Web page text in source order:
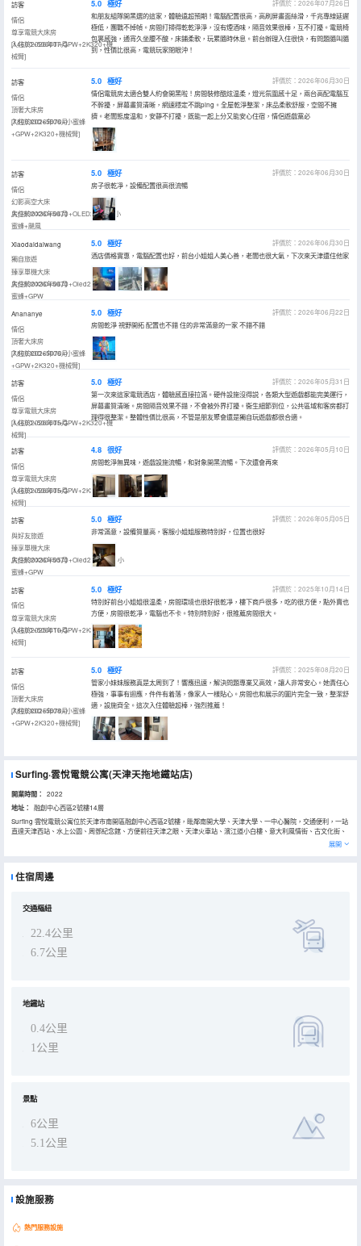
訪客
情侶
尊享電競大床房
[14600+5060TI+GPW+2K320+機
械臂]
入住於2026年07月
5.0 極好
評價於：2026年07月26日
和朋友組隊開黑選的這家，體驗遠超預期！電腦配置很高，高刷屏畫面絲滑，千兆專線延遲
極低，團戰不掉幀。房間打掃得乾乾淨淨，沒有煙酒味，隔音效果很棒，互不打擾。電競椅
包裹感強，通宵久坐腰不酸，床鋪柔軟，玩累隨時休息。前台辦理入住很快，有問題隨叫隨
到，性價比很高，電競玩家閉眼沖！
訪客
情侶
頂奢大床房
[7800X3D+5070+小蜜蜂
+GPW+2K320+機械臂]
入住於2026年06月
5.0 極好
評價於：2026年06月30日
情侶電競房太適合雙人約會開黑啦！房間裝修酷炫温柔，燈光氛圍感十足，兩台高配電腦互
不幹擾，屏幕畫質清晰，網速穩定不跳ping。全屋乾淨整潔，床品柔軟舒服，空間不擁
擠。老闆態度温和，安靜不打擾，既能一起上分又能安心住宿，情侶遊戲黨必
訪客
情侶
幻影高空大床
房|9800X3D+5070+OLED2K360+小
蜜蜂+颶風
入住於2026年06月
5.0 極好
評價於：2026年06月30日
房子很乾凈，設備配置很高很流暢
Xiaodaidaiwang
獨自旅遊
臻享單機大床
房|9800X3D+5070+Oled2k360hz+小
蜜蜂+GPW
入住於2026年06月
5.0 極好
評價於：2026年06月30日
酒店價格實惠，電腦配置也好，前台小姐姐人美心善，老闆也很大氣，下次來天津還住他家
Anananye
情侶
頂奢大床房
[7800X3D+5070+小蜜蜂
+GPW+2K320+機械臂]
入住於2026年06月
5.0 極好
評價於：2026年06月22日
房間乾淨 視野開拓 配置也不錯 住的非常滿意的一家 不錯不錯
訪客
情侶
尊享電競大床房
[14600+5060TI+GPW+2K320+機
械臂]
入住於2026年05月
5.0 極好
評價於：2026年05月31日
第一次來這家電競酒店，體驗感直接拉滿。硬件設施沒得説，各類大型遊戲都能完美運行，
屏幕畫質清晰。房間隔音效果不錯，不會被外界打擾。衞生細節到位，公共區域和客房都打
理得很整潔。整體性價比很高，不管是朋友聚會還是獨自玩遊戲都很合適。
訪客
情侶
尊享電競大床房
[14600+5060TI+GPW+2K320+機
械臂]
入住於2026年05月
4.8 很好
評價於：2026年05月10日
房間乾淨無異味，遊戲設施流暢，和對象開黑流暢。下次還會再來
訪客
與好友旅遊
臻享單機大床
房|9800X3D+5070+Oled2k360hz+小
蜜蜂+GPW
入住於2026年05月
5.0 極好
評價於：2026年05月05日
非常滿意，設備質量高，客服小姐姐服務特別好，位置也很好
訪客
情侶
尊享電競大床房
[14600+5060TI+GPW+2K320+機
械臂]
入住於2025年10月
5.0 極好
評價於：2025年10月14日
特別好前台小姐姐很温柔，房間環境也很好很乾凈，樓下商戶很多，吃的很方便，點外賣也
方便，房間很乾凈，電腦也不卡。特別特別好，很推薦房間很大。
訪客
情侶
頂奢大床房
[7800X3D+5070+小蜜蜂
+GPW+2K320+機械臂]
入住於2025年08月
5.0 極好
評價於：2025年08月20日
管家小妹妹服務真是太周到了！響應迅速，解決問題專業又高效，讓人非常安心。她責任心
極強，事事有迴應，件件有着落，像家人一樣貼心。房間也和展示的圖片完全一致，整潔舒
適，設施齊全。這次入住體驗超棒，強烈推薦！
Surfing·雲悅電競公寓(天津天拖地鐵站店)
開業時間： 2022
地址：
融創中心西區2號樓14層
Surfing·雲悅電競公寓位於天津市南開區融創中心西區2號樓，毗鄰南開大學、天津大學、一中心醫院，交通便利，一站
直達天津西站、水上公園、周鄧紀念館、方便前往天津之眼、天津火車站、濱江道小白樓、意大利風情街、古文化街、
鼓樓等地。 酒店周邊餐飲、購物一應俱全。 酒店擁有多間極速電競客房，所有房間配備千兆網絡、5060TI、5070顯卡
電競設備、高端舒適外設。所有床品及洗漱用品，均選用優質合作商，客用茶杯、口杯、毛巾、浴巾均為高温消毒，客
受“多一點自在”的愉悅入住體驗。歡迎您的下榻！
展開
住宿周邊
交通樞紐
22.4公里
6.7公里
地鐵站
0.4公里
1公里
景點
6公里
5.1公里
設施服務
熱門服務設施